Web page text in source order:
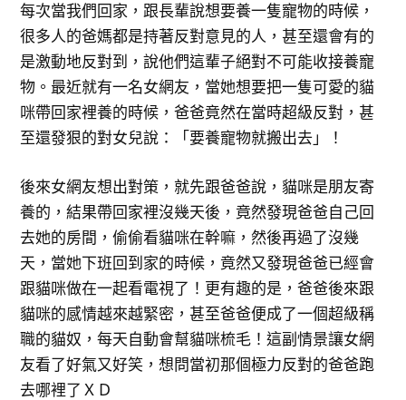
每次當我們回家，跟長輩說想要養一隻寵物的時候，
很多人的爸媽都是持著反對意見的人，甚至還會有的
是激動地反對到，說他們這輩子絕對不可能收接養寵
物。最近就有一名女網友，當她想要把一隻可愛的貓
咪帶回家裡養的時候，爸爸竟然在當時超級反對，甚
至還發狠的對女兒說：「要養寵物就搬出去」！
後來女網友想出對策，就先跟爸爸說，貓咪是朋友寄
養的，結果帶回家裡沒幾天後，竟然發現爸爸自己回
去她的房間，偷偷看貓咪在幹嘛，然後再過了沒幾
天，當她下班回到家的時候，竟然又發現爸爸已經會
跟貓咪做在一起看電視了！更有趣的是，爸爸後來跟
貓咪的感情越來越緊密，甚至爸爸便成了一個超級稱
職的貓奴，每天自動會幫貓咪梳毛！這副情景讓女網
友看了好氣又好笑，想問當初那個極力反對的爸爸跑
去哪裡了ＸＤ